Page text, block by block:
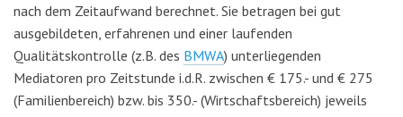
nach dem Zeitaufwand berechnet. Sie betragen bei gut
ausgebildeten, erfahrenen und einer laufenden
Qualitätskontrolle (z.B. des BMWA) unterliegenden
Mediatoren pro Zeitstunde i.d.R. zwischen € 175.- und € 275
(Familienbereich) bzw. bis 350.- (Wirtschaftsbereich) jeweils